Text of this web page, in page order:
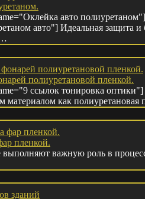
авто
авто"] Идеальная защита и
полиуретановой пленкой.
ссылок тонировка оптики"]
материалом как
пленкой.
важную роль в